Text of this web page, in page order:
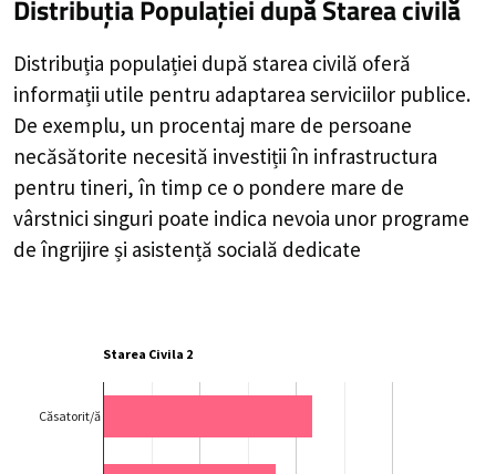
Distribuția Populațieidupă Starea civilă
Distribuția populației după starea civilă oferă
informații utile pentru adaptarea serviciilor publice.
De exemplu, un procentaj mare de persoane
necăsătorite necesită investiții în infrastructura
pentru tineri, în timp ce o pondere mare de
vârstnici singuri poate indica nevoia unor programe
de îngrijire și asistență socială dedicate
Starea Civila 2
Căsatorit/ă